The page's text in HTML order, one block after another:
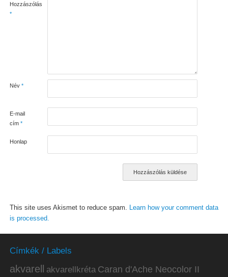
Hozzászólás
*
Név *
E-mail
cím *
Honlap
This site uses Akismet to reduce spam. Learn how your comment data
is processed.
Címkék / Labels
akvarell akvarellkréta Caran d'Ache Neocolor II